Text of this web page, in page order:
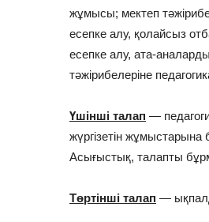
жұмысы; мектеп
есепке алу, қолайсыз
есепке алу, ата-
тәжірибелеріне
Үшінші талап —
жүргізетін жұмыстарына
Асығыстық, талапты
Төртінші талап —